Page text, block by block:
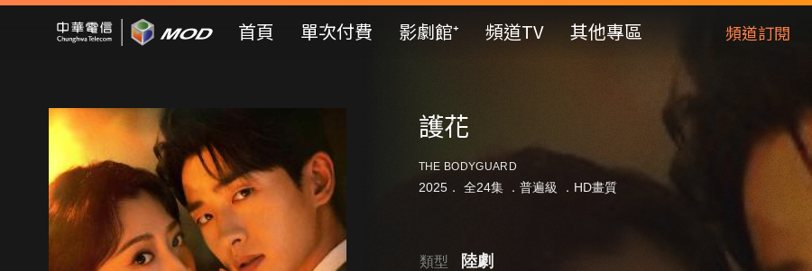
Mod Web
首頁 單次付費 影劇館⁺ 頻道TV 其他專區 頻道訂閱
護花
THE BODYGUARD
2025． 全24集 ． 普遍級 ．HD畫質
類型 陸劇